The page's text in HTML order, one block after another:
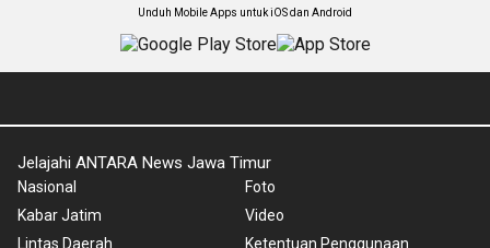
Unduh Mobile Apps untuk iOS dan Android
Jelajahi ANTARA News Jawa Timur
Nasional
Kabar Jatim
Lintas Daerah
Foto
Video
Ketentuan Penggunaan